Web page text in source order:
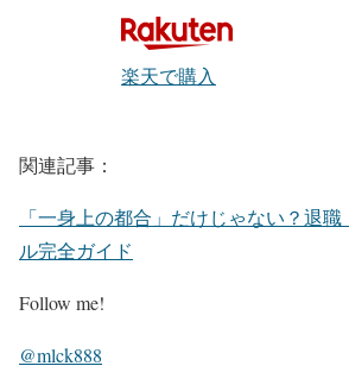
楽天で購入
関連記事：
「一身上の都合」だけじゃない？退
ル完全ガイド
Follow me!
@mlck888